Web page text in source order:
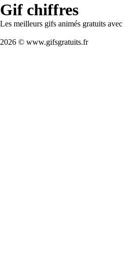
Gif chiffres
Les meilleurs gifs animés gratuits avec
2026 © www.gifsgratuits.fr